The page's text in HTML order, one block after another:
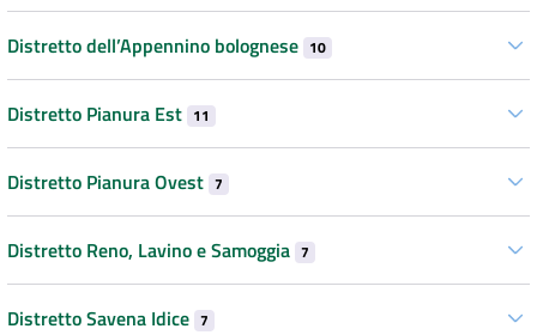
Distretto dell’Appennino bolognese 10
Distretto Pianura Est 11
Distretto Pianura Ovest 7
Distretto Reno, Lavino e Samoggia 7
Distretto Savena Idice 7